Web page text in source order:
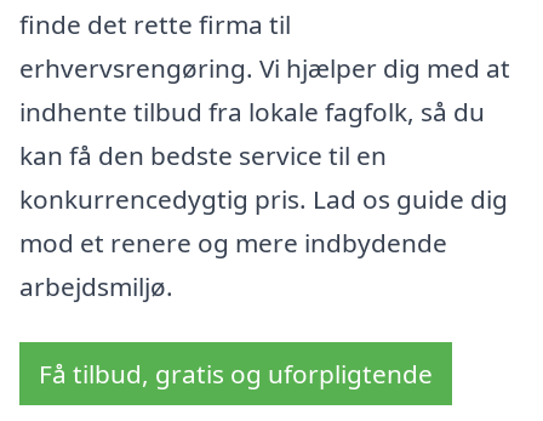
finde det rette firma til
erhvervsrengøring. Vi hjælper dig med at
indhente tilbud fra lokale fagfolk, så du
kan få den bedste service til en
konkurrencedygtig pris. Lad os guide dig
mod et renere og mere indbydende
arbejdsmiljø.
Få tilbud, gratis og uforpligtende